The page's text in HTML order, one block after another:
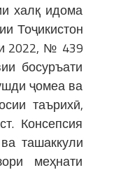
халқ идома
Тоҷикистон
2022, № 439
босуръати
ҷомеа ва
таърихӣ,
Консепсия
ташаккули
меҳнати